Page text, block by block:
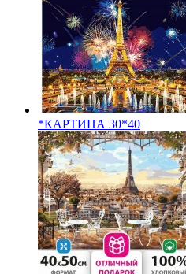
*КАРТИНА 30*40